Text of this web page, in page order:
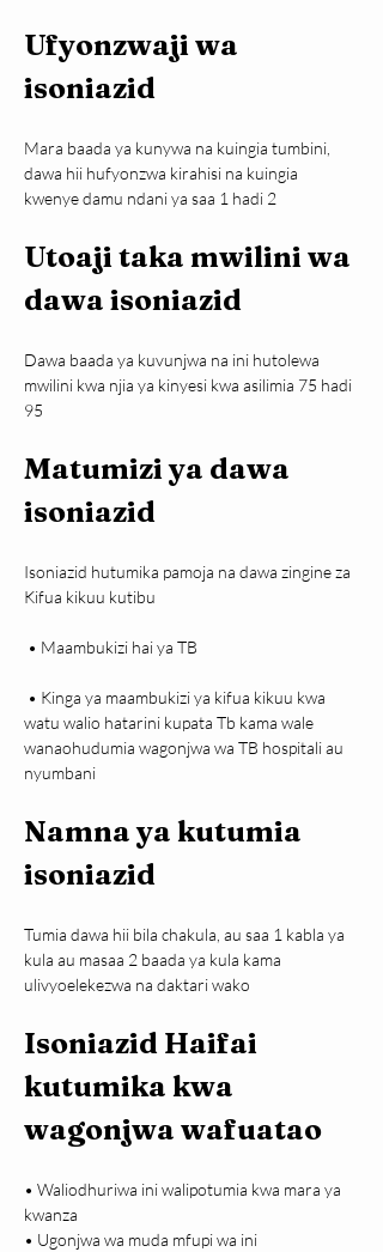
Ufyonzwaji wa
isoniazid
Mara baada ya kunywa na kuingia tumbini,
dawa hii hufyonzwa kirahisi na kuingia
kwenye damu ndani ya saa 1 hadi 2
Utoaji taka mwilini wa
dawa isoniazid
Dawa baada ya kuvunjwa na ini hutolewa
mwilini kwa njia ya kinyesi kwa asilimia 75 hadi
95
Matumizi ya dawa
isoniazid
Isoniazid hutumika pamoja na dawa zingine za
Kifua kikuu kutibu
watu walio hatarini kupata Tb kama wale
wanaohudumia wagonjwa wa TB hospitali au
nyumbani
Namna ya kutumia
isoniazid
Tumia dawa hii bila chakula, au saa 1 kabla ya
kula au masaa 2 baada ya kula kama
ulivyoelekezwa na daktari wako
Isoniazid Haifai
kutumika kwa
wagonjwa wafuatao
• Waliodhuriwa ini walipotumia kwa mara ya
kwanza
• Ugonjwa wa muda mfupi wa ini